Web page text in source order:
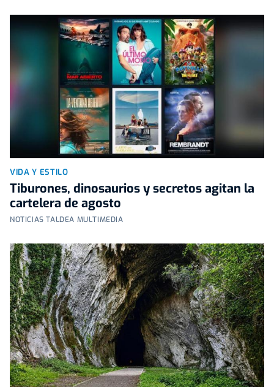
VIDA Y ESTILO
Tiburones, dinosaurios y secretos agitan la
cartelera de agosto
NOTICIAS TALDEA MULTIMEDIA